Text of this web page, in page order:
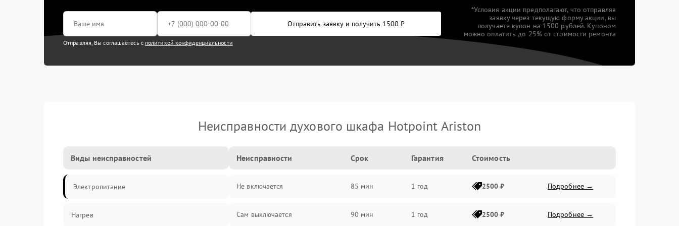
Отправить заявку и получить 1500 ₽
Отправляя, Вы соглашаетесь с политикой конфиденциальности
*Условия акции предполагают, что отправляя
заявку через текущую форму акции, вы
получаете купон на 1500 рублей. Купоном
можно оплатить до 25% от стоимости ремонта
Неисправности духового шкафа Hotpoint Ariston
Виды неисправностей
Электропитание
Нагрев
Неисправности Срок Гарантия Стоимость
Не включается 85 мин 1 год 2500 ₽ Подробнее →
Сам выключается 90 мин 1 год 2500 ₽ Подробнее →